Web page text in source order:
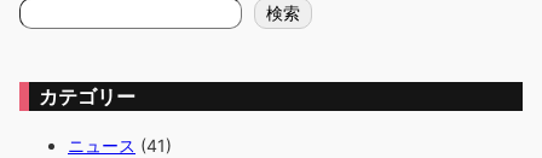
索
検索
カテゴリー
ニュース (41)